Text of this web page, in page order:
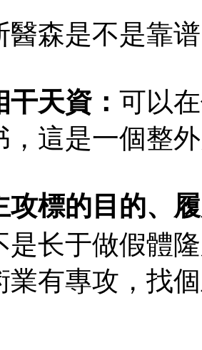
醫森是不是靠
干天資： 可以
，這是一個整
攻標的目的、
是长于做假體
業有專攻，找